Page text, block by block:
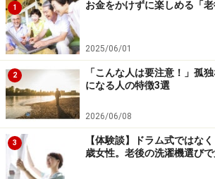
「未年金年数」というのは、年金を
す。65歳から受給するとすれば、「未
歳からの5年間になります。「保有
ば、今後運用が上手くいって資産額が
に反映します。
大体の老後生活費の目安がつけば、い
つこともなくなりますし、対策も講じ
1 お金をかけずに楽しめる「
2025/06/01
2
「こんな人は要注意！」孤
になる人の特徴3選
2026/06/08
3
【体験談】ドラム式ではな
歳女性。老後の洗濯機選び